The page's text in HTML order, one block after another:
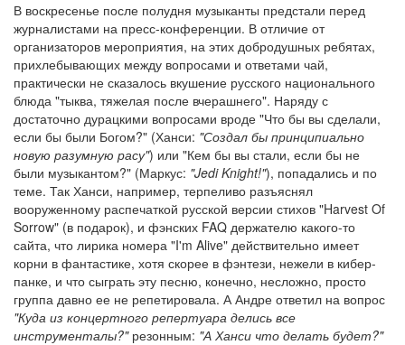
В воскресенье после полудня музыканты предстали перед
журналистами на пресс-конференции. В отличие от
организаторов мероприятия, на этих добродушных ребятах,
прихлебывающих между вопросами и ответами чай,
практически не сказалось вкушение русского национального
блюда "тыква, тяжелая после вчерашнего". Наряду с
достаточно дурацкими вопросами вроде "Что бы вы сделали,
если бы были Богом?" (Ханси: "Создал бы принципиально
новую разумную расу") или "Кем бы вы стали, если бы не
были музыкантом?" (Маркус: "Jedi Knight!"), попадались и по
теме. Так Ханси, например, терпеливо разъяснял
вооруженному распечаткой русской версии стихов "Harvest Of
Sorrow" (в подарок), и фэнских FAQ держателю какого-то
сайта, что лирика номера "I'm Alive" действительно имеет
корни в фантастике, хотя скорее в фэнтези, нежели в кибер-
панке, и что сыграть эту песню, конечно, несложно, просто
группа давно ее не репетировала. А Андре ответил на вопрос
"Куда из концертного репертуара делись все
инструменталы?"резонным: "А Ханси что делать будет?"